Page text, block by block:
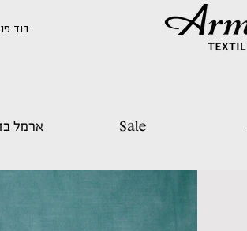
דוד פנקס
Sale ארמל